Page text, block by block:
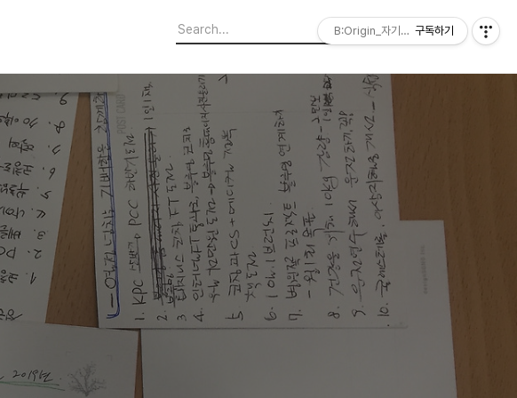
B:Origin_자기다움을 디자인합니다
구독하기